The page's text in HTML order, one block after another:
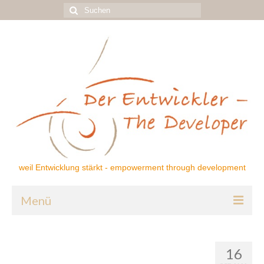
Suchen
nach:
weil Entwicklung stärkt - empowerment through development
Menü
16